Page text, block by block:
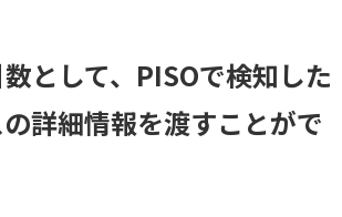
として、PISOで検知した
詳細情報を渡すことがで